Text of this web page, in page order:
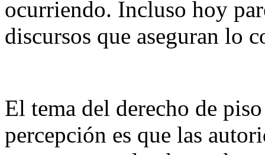
ocurriendo. Incluso hoy
discursos que aseguran lo
El tema del derecho de
percepción es que las